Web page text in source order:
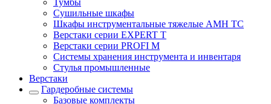
Cушильные шкафы
Шкафы инструментальные тяжелые AMH TC
Верстаки серии EXPERT T
Верстаки серии PROFI M
Системы хранения инструмента и инвентаря
Стулья промышленные
Верстаки
Гардеробные системы
Базовые комплекты